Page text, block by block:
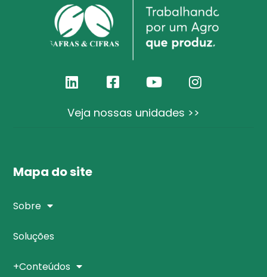
Veja nossas unidades >>
Mapa do site
Sobre
Soluções
+Conteúdos